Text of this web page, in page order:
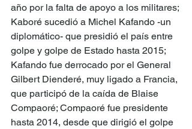
año por la falta de apoyo a los militares;
Kaboré sucedió a Michel Kafando -un
diplomático- que presidió el país entre
golpe y golpe de Estado hasta 2015;
Kafando fue derrocado por el General
Gilbert Dienderé, muy ligado a Francia,
que participó de la caída de Blaise
Compaoré; Compaoré fue presidente
hasta 2014, desde que dirigió el golpe